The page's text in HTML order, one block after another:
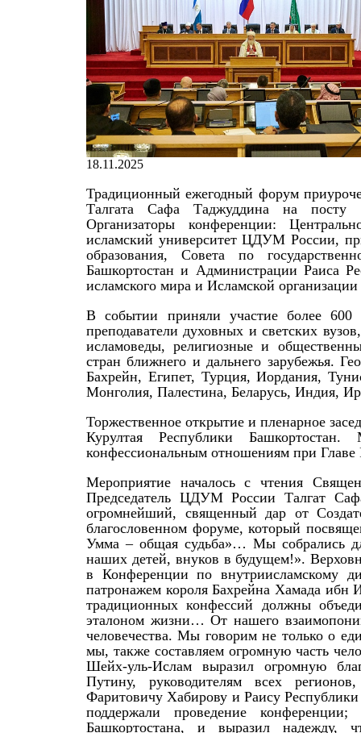
18.11.2025
Традиционный ежегодный форум
Талгата Сафа Таджуддина на посту
Организаторы конференции:
исламский университет ЦДУМ России,
образования, Совета по
Башкортостан и Администрации Раиса
исламского мира и Исламской
В событии приняли участие более 600
преподаватели духовных и светских
исламоведы, религиозные и
стран ближнего и дальнего зарубежья.
Бахрейн, Египет, Турция, Иордания,
Монголия, Палестина, Беларусь, Индия,
Торжественное открытие и пленарное
Курултая Республики
конфессиональным отношениям при Главе
Мероприятие началось с чтения
Председатель ЦДУМ России Талгат
огромнейший, священный дар от
благословенном форуме, который
Умма – общая судьба»… Мы собрались
наших детей, внуков в будущем!».
в Конференции по внутриисламскому
патронажем короля Бахрейна Хамада
традиционных конфессий должны
эталоном жизни… От нашего
человечества. Мы говорим не только о
мы, также составляем огромную часть
Шейх-уль-Ислам выразил огромную
Путину, руководителям всех
Фаритовичу Хабирову и Раису
поддержали проведение
Башкортостана, и выразил надежду,